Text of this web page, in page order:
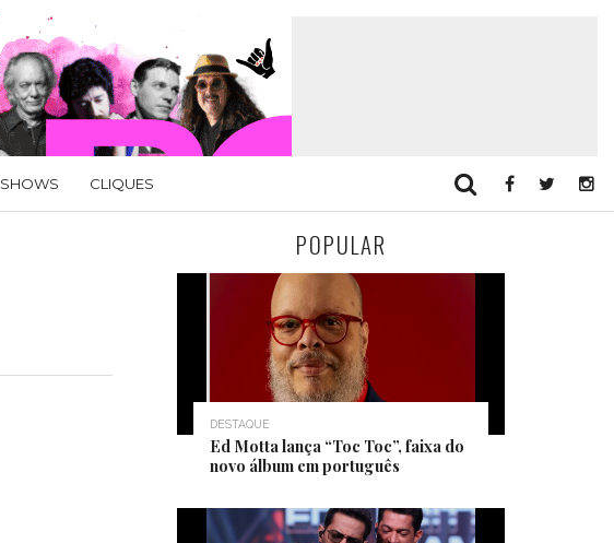
SHOWS CLIQUES
POPULAR
DESTAQUE
Ed Motta lança “Toc Toc”, faixa do
novo álbum em português